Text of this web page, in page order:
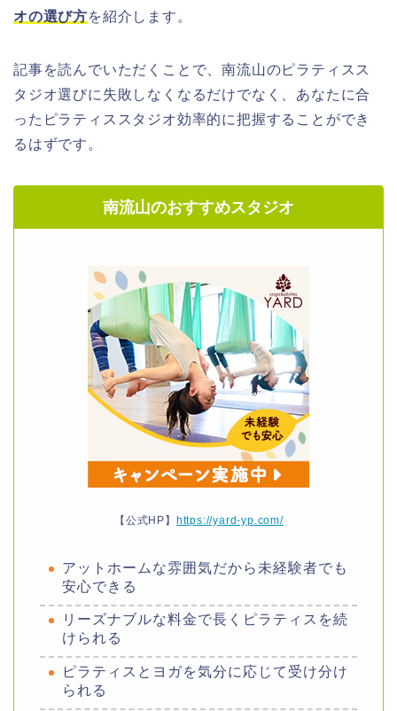
オの選び方を紹介します。
記事を読んでいただくことで、南流山のピラティスス
タジオ選びに失敗しなくなるだけでなく、あなたに合
ったピラティススタジオ効率的に把握することができ
るはずです。
南流山のおすすめスタジオ
【公式HP】 https://yard-yp.com/
アットホームな雰囲気だから未経験者でも
安心できる
リーズナブルな料金で長くピラティスを続
けられる
ピラティスとヨガを気分に応じて受け分け
られる